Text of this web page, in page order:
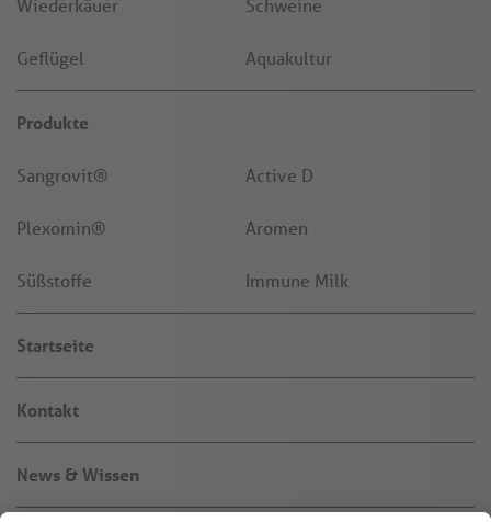
Wiederkäuer Schweine
Geflügel Aquakultur
Produkte
Sangrovit® Active D
Plexomin® Aromen
Süßstoffe Immune Milk
Startseite
Kontakt
News & Wissen